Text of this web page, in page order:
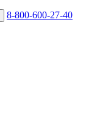
8-800-600-27-40